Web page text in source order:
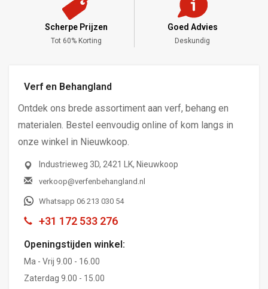
Scherpe Prijzen
Tot 60% Korting
Goed Advies
Deskundig
Verf en Behangland
Ontdek ons brede assortiment aan verf, behang en
materialen. Bestel eenvoudig online of kom langs in
onze winkel in Nieuwkoop.
Industrieweg 3D, 2421 LK, Nieuwkoop
verkoop@verfenbehangland.nl
Whatsapp 06 213 030 54
+31 172 533 276
Openingstijden winkel:
Ma - Vrij 9.00 - 16.00
Zaterdag 9.00 - 15.00